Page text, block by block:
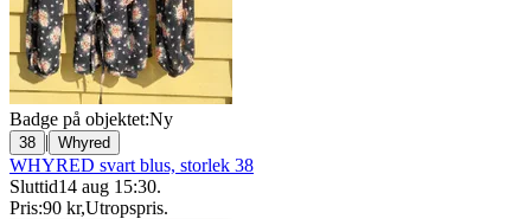
Badge på objektet:Ny
38 | Whyred
WHYRED svart blus, storlek 38
Sluttid14 aug 15:30.
Pris:90 kr,Utropspris.